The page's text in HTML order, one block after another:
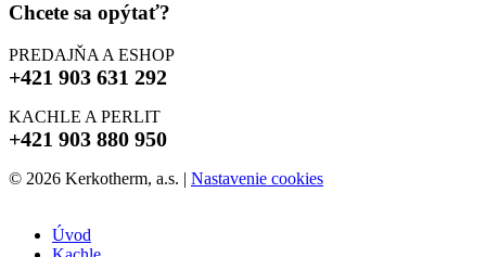
Chcete sa opýtať?
PREDAJŇA A ESHOP
+421 903 631 292
KACHLE A PERLIT
+421 903 880 950
© 2026 Kerkotherm, a.s. | Nastavenie cookies
Úvod